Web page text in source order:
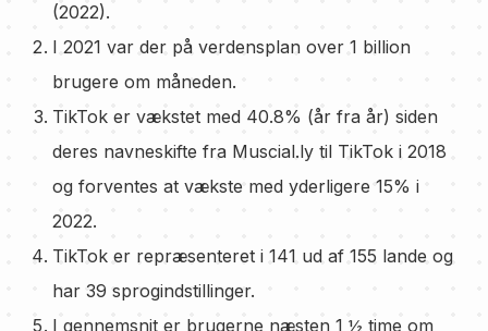
(2022).
I 2021 var der på verdensplan over 1 billion
brugere om måneden.
TikTok er vækstet med 40.8% (år fra år) siden
deres navneskifte fra Muscial.ly til TikTok i 2018
og forventes at vækste med yderligere 15% i
2022.
TikTok er repræsenteret i 141 ud af 155 lande og
har 39 sprogindstillinger.
I gennemsnit er brugerne næsten 1 ½ time om